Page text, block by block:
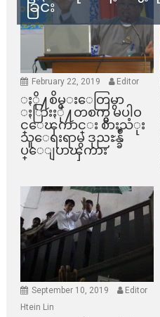
ခြင်း
February 22, 2019 Editor
ႏို႔စိမ္းေတြမွာ
ႏြားႏို႔တစက္မွ မပါဝ
င္ေၾကာင္း စားသံုး
သူေရးရာမွ ဒုညႊန္ခ်ဳ
ပ္ေျပာၾကား
September 10, 2019
Editor
Htein Lin